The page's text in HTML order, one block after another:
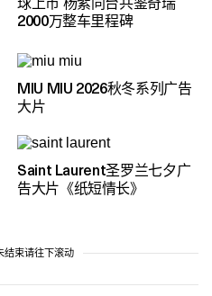
2000万整车里程碑
MIU MIU 2026秋冬系列广告
大片
Saint Laurent圣罗兰七夕广
告大片《纸短情长》
结束请往下滚动